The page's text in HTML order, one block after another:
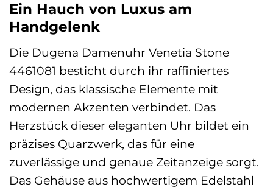
Ein Hauch von Luxus am
Handgelenk
Die Dugena Damenuhr Venetia Stone
4461081 besticht durch ihr raffiniertes
Design, das klassische Elemente mit
modernen Akzenten verbindet. Das
Herzstück dieser eleganten Uhr bildet ein
präzises Quarzwerk, das für eine
zuverlässige und genaue Zeitanzeige sorgt.
Das Gehäuse aus hochwertigem Edelstahl